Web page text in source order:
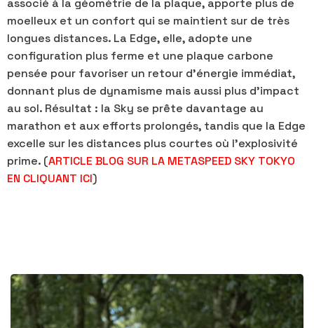
moelleux et un confort qui se maintient sur de très
longues distances. La Edge, elle, adopte une
configuration plus ferme et une plaque carbone
pensée pour favoriser un retour d’énergie immédiat,
donnant plus de dynamisme mais aussi plus d’impact
au sol. Résultat : la Sky se prête davantage au
marathon et aux efforts prolongés, tandis que la Edge
excelle sur les distances plus courtes où l’explosivité
prime. (ARTICLE BLOG SUR LA METASPEED SKY TOKYO
EN CLIQUANT ICI)